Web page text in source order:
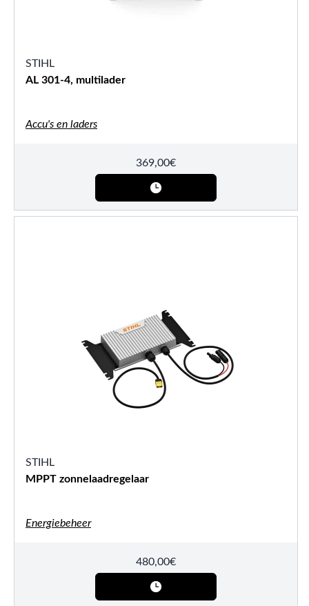
STIHL
AL 301-4, multilader
Accu's en laders
369,00€
STIHL
MPPT zonnelaadregelaar
Energiebeheer
480,00€